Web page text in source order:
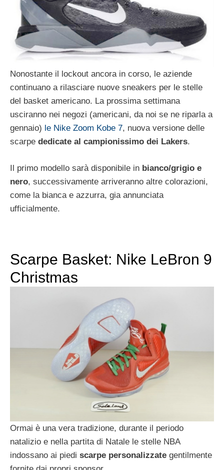
Nonostante il lockout ancora in corso, le aziende
continuano a rilasciare nuove sneakers per le stelle
del basket americano. La prossima settimana
usciranno nei negozi (americani, da noi se ne riparla a
gennaio) le Nike Zoom Kobe 7, nuova versione delle
scarpe dedicate al campionissimo dei Lakers.
Il primo modello sarà disponibile in bianco/grigio e
nero, successivamente arriveranno altre colorazioni,
come la bianca e azzurra, gia annunciata
ufficialmente.
Scarpe Basket: Nike LeBron 9
Christmas
Ormai è una vera tradizione, durante il periodo
natalizio e nella partita di Natale le stelle NBA
indossano ai piedi scarpe personalizzate gentilmente